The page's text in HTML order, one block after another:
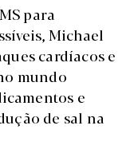
para
Michael
cardíacos e
mundo
e
de sal na